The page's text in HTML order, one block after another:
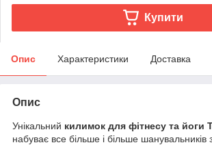
Купити
Опис Характеристики Доставка
Опис
Унікальний килимок для фітнесу та йоги
набуває все більше і більше шанувальників